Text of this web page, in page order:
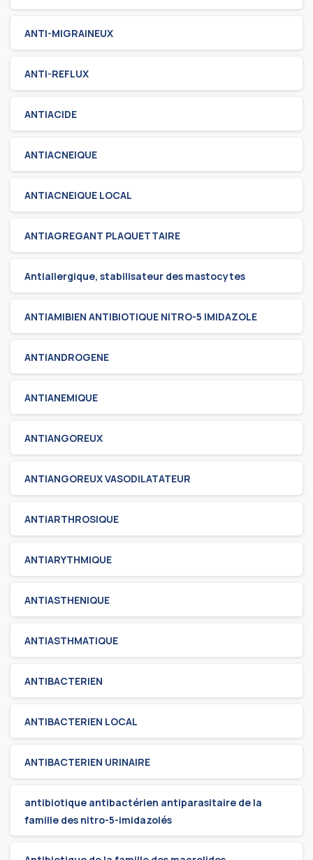
ANTI-MIGRAINEUX
ANTI-REFLUX
ANTIACIDE
ANTIACNEIQUE
ANTIACNEIQUE LOCAL
ANTIAGREGANT PLAQUETTAIRE
Antiallergique, stabilisateur des mastocytes
ANTIAMIBIEN ANTIBIOTIQUE NITRO-5 IMIDAZOLE
ANTIANDROGENE
ANTIANEMIQUE
ANTIANGOREUX
ANTIANGOREUX VASODILATATEUR
ANTIARTHROSIQUE
ANTIARYTHMIQUE
ANTIASTHENIQUE
ANTIASTHMATIQUE
ANTIBACTERIEN
ANTIBACTERIEN LOCAL
ANTIBACTERIEN URINAIRE
antibiotique antibactérien antiparasitaire de la
famille des nitro-5-imidazolés